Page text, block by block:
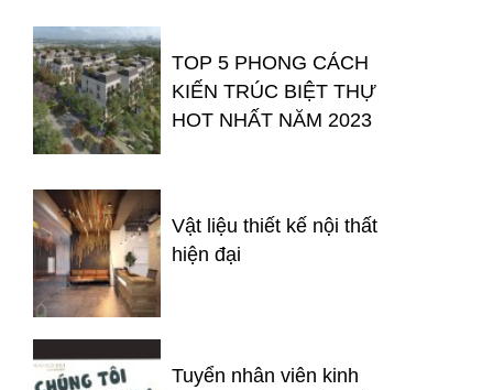
TOP 5 PHONG CÁCH
KIẾN TRÚC BIỆT THỰ
HOT NHẤT NĂM 2023
Vật liệu thiết kế nội thất
hiện đại
Tuyển nhân viên kinh